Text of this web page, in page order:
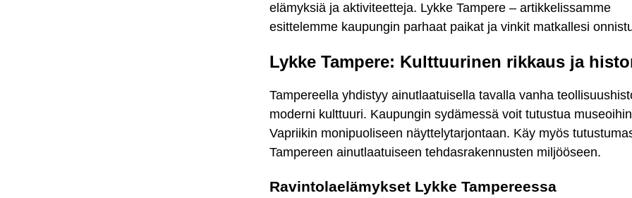
elämyksiä ja aktiviteetteja. Lykke Tampere – artikkelissamme
esittelemme kaupungin parhaat paikat ja vinkit matkallesi
Lykke Tampere: Kulttuurinen rikkaus ja
Tampereella yhdistyy ainutlaatuisella tavalla vanha
moderni kulttuuri. Kaupungin sydämessä voit tutustua
Vapriikin monipuoliseen näyttelytarjontaan. Käy myös
Tampereen ainutlaatuiseen tehdasrakennusten miljööseen.
Ravintolaelämykset Lykke Tampereessa